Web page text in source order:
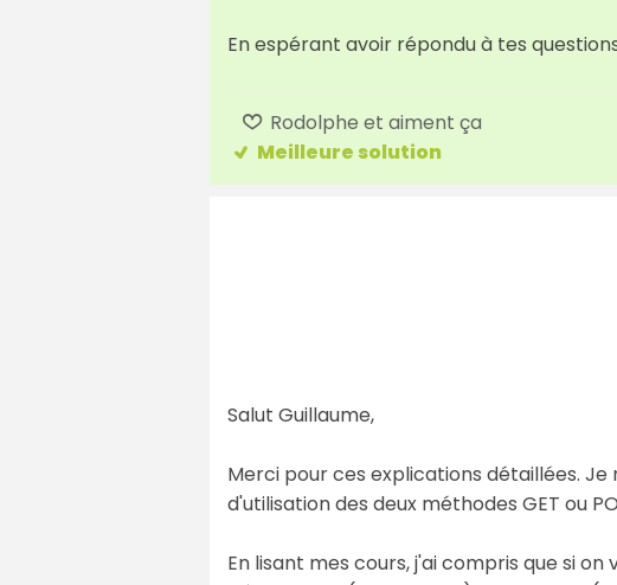
En espérant avoir répondu à tes
Rodolphe et aiment ça
Meilleure solution
Salut Guillaume,
Merci pour ces explications détaillées.
d'utilisation des deux méthodes GET ou
En lisant mes cours, j'ai compris que si